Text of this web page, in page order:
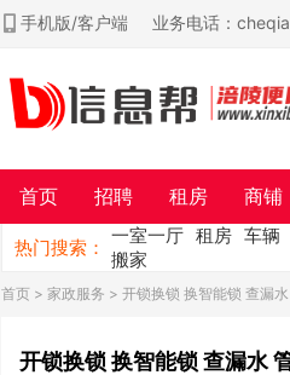
手机版/客户端 业务电话：
首页 招聘 租房 商铺
热门搜索：
一室一厅 租房 车辆
搬家
首页 > 家政服务 > 开锁换锁 换智能锁 查漏
开